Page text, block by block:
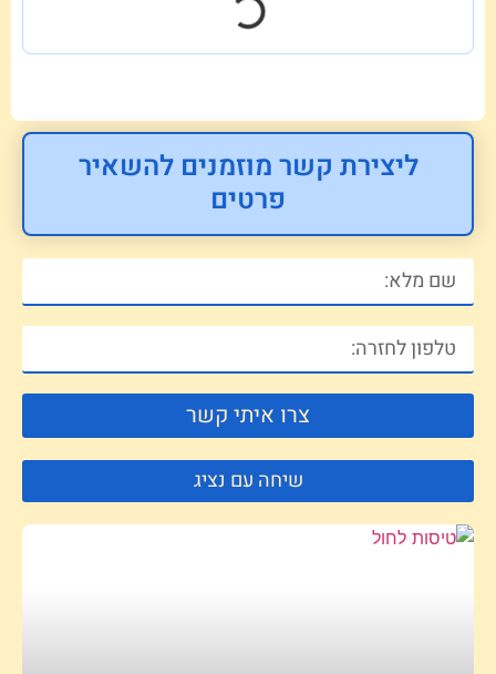
ליצירת קשר מוזמנים להשאיר
פרטים
צרו איתי קשר
שיחה עם נציג